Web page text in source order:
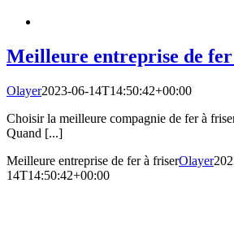
Meilleure entreprise de
Olayer2023-06-14T14:50:42+00:00
Choisir la meilleure compagnie de fer à
Quand [...]
Meilleure entreprise de fer à friserOlayer
14T14:50:42+00:00